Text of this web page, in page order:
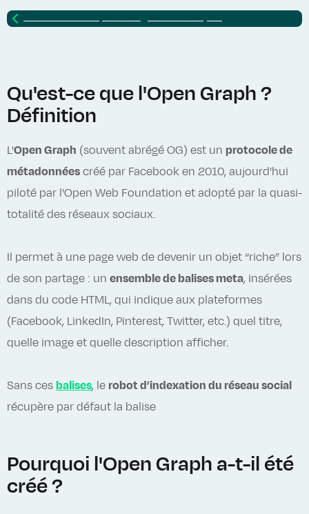
Qu'est-ce que l'Open Graph ?
Définition
L'Open Graph (souvent abrégé OG) est un protocole de
métadonnées créé par Facebook en 2010, aujourd'hui
piloté par l'Open Web Foundation et adopté par la quasi-
totalité des réseaux sociaux.
Il permet à une page web de devenir un objet “riche” lors
de son partage : un ensemble de balises meta, insérées
dans du code HTML, qui indique aux plateformes
(Facebook, LinkedIn, Pinterest, Twitter, etc.) quel titre,
quelle image et quelle description afficher.
Sans ces balises, le robot d’indexation du réseau social
récupère par défaut la balise
Pourquoi l'Open Graph a-t-il été
créé ?